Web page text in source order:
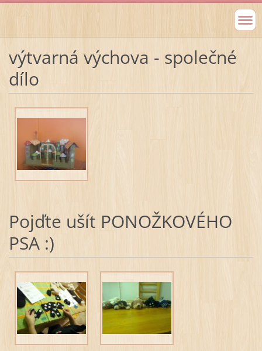
výtvarná výchova - společné
dílo
Pojďte ušít PONOŽKOVÉHO
PSA :)